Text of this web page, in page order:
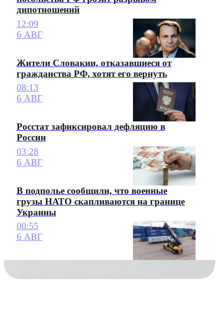
дипотношений
12:09
6 АВГ
Жители Словакии, отказавшиеся от
гражданства РФ, хотят его вернуть
08:13
6 АВГ
Росстат зафиксировал дефляцию в
России
03:28
6 АВГ
В подполье сообщили, что военные
грузы НАТО скапливаются на границе
Украины
00:55
6 АВГ